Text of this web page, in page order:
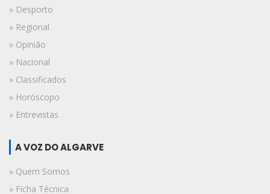
» Desporto
» Regional
» Opinião
» Nacional
» Classificados
» Horóscopo
» Entrevistas
A VOZ DO ALGARVE
» Quem Somos
» Ficha Técnica